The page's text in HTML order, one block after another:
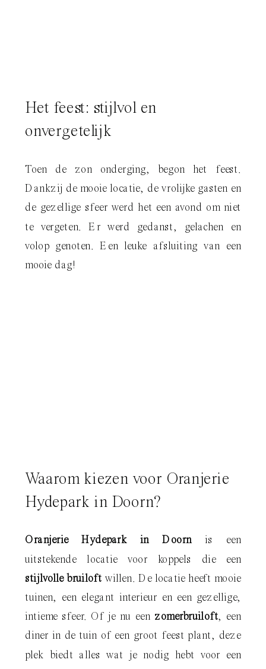
Het feest: stijlvol en
onvergetelijk
Toen de zon onderging, begon het feest.
Dankzij de mooie locatie, de vrolijke gasten en
de gezellige sfeer werd het een avond om niet
te vergeten. Er werd gedanst, gelachen en
volop genoten. Een leuke afsluiting van een
mooie dag!
Waarom kiezen voor Oranjerie
Hydepark in Doorn?
Oranjerie Hydepark in Doornis een
uitstekende locatie voor koppels die een
stijlvolle bruiloft willen. De locatie heeft mooie
tuinen, een elegant interieur en een gezellige,
intieme sfeer. Of je nu een zomerbruiloft, een
diner in de tuin of een groot feest plant, deze
plek biedt alles wat je nodig hebt voor een